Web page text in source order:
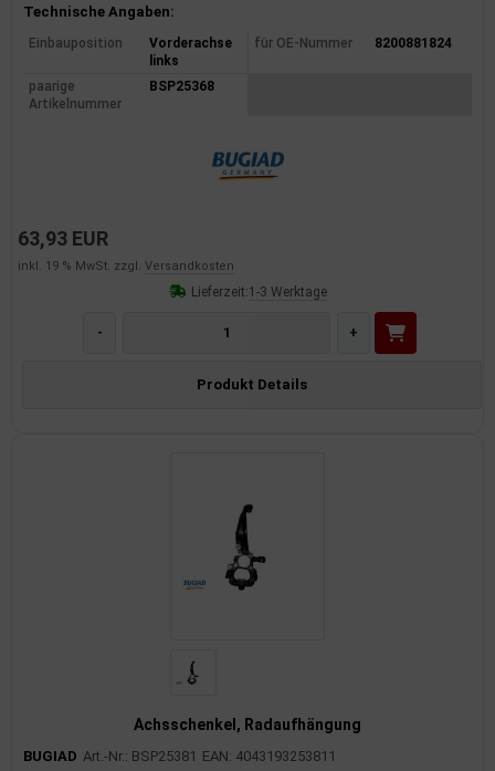
Produktinformationen
Technische Angaben:
Einbauposition
Vorderachse
links
für OE-Nummer 8200881824
paarige
Artikelnummer
BSP25368
63,93 EUR
inkl. 19 % MwSt. zzgl. Versandkosten
Lieferzeit:1-3 Werktage
- +
Produkt Details
Achsschenkel, Radaufhängung
BUGIAD Art.-Nr.: BSP25381 EAN: 4043193253811
Verbrauchsmaterial